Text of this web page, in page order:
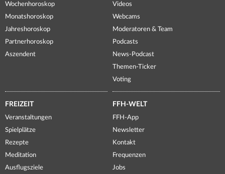
Wochenhoroskop
Monatshoroskop
Jahreshoroskop
Partnerhoroskop
Aszendent
Videos
Webcams
Moderatoren & Team
Podcasts
News-Podcast
Themen-Ticker
Voting
FREIZEIT
Veranstaltungen
Spielplätze
Rezepte
Meditation
Ausflugsziele
FFH-WELT
FFH-App
Newsletter
Kontakt
Frequenzen
Jobs